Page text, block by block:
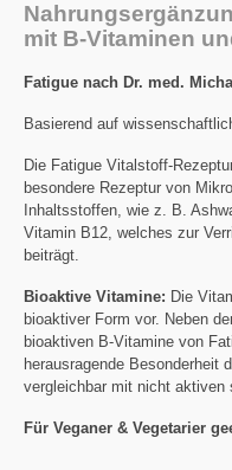
mit B-Vitaminen
Fatigue nach Dr. med.
Basierend auf
Die Fatigue Vitalstoff-
besondere Rezeptur von
Inhaltsstoffen, wie z. B.
Vitamin B12, welches zur
beiträgt.
Bioaktive Vitamine: Die
bioaktiver Form vor. Neben
bioaktiven B-Vitamine von
herausragende Besonderheit
vergleichbar mit nicht aktiven
Für Veganer & Vegetarier